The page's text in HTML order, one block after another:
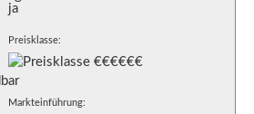
ja
Preisklasse:
Markteinführung: